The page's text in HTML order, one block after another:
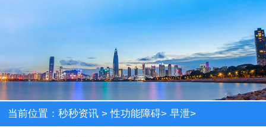
当前位置：秒秒资讯 >性功能障碍>早泄>